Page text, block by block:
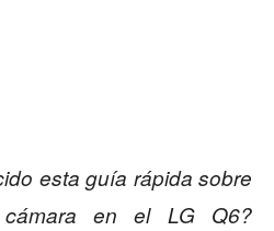
esta guía rápida sobre
en el LG Q6?